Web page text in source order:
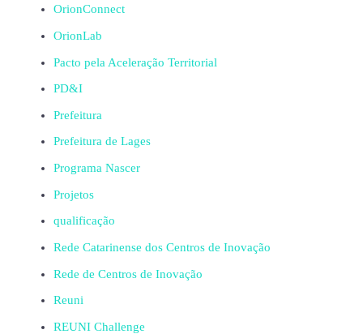
OrionConnect
OrionLab
Pacto pela Aceleração Territorial
PD&I
Prefeitura
Prefeitura de Lages
Programa Nascer
Projetos
qualificação
Rede Catarinense dos Centros de Inovação
Rede de Centros de Inovação
Reuni
REUNI Challenge